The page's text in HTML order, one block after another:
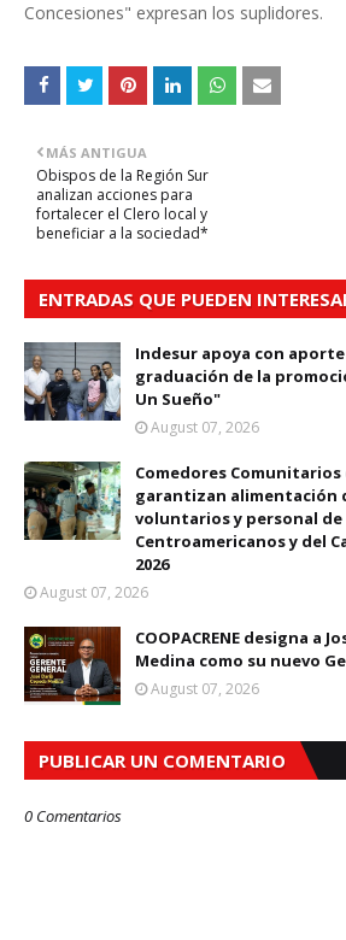
Concesiones" expresan los suplidores.
MÁS ANTIGUA
Obispos de la Región Sur
analizan acciones para
fortalecer el Clero local y
beneficiar a la sociedad*
ENTRADAS QUE PUEDEN
Indesur apoya con
graduación de la
Un Sueño"
August 07, 2026
Comedores Comunitarios
garantizan alimentación
voluntarios y personal de
Centroamericanos y del
2026
August 07, 2026
COOPACRENE designa a
Medina como su nuevo
August 07, 2026
PUBLICAR UN COMENTARIO
0 Comentarios